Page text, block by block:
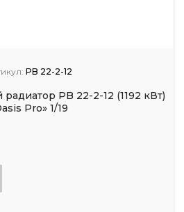
PB 22-2-12
PB 22-2-12 (1192 кВт)
Pro» 1/19